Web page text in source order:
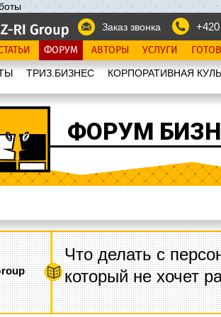
Заказ звонка
ФОРУМ АВТОРЫ УСЛУГИ
ТРИЗ.БИЗНЕС КОРПОРАТИВНАЯ
ФОРУМ
Что делать с
который не хочет